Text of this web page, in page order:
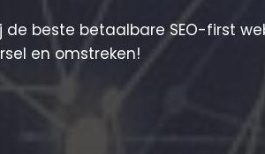
de beste betaalbare SEO-first
en omstreken!